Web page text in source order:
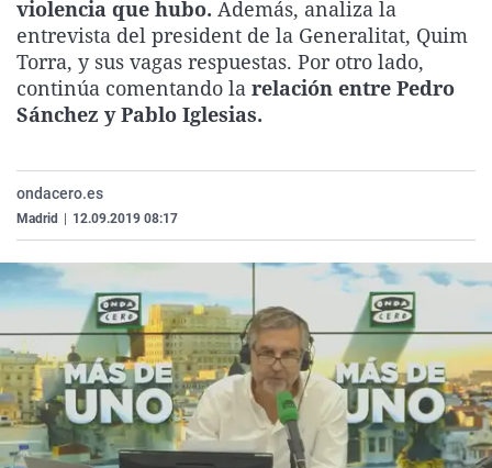
La rosa de los vientos
Gente viajera
Como el perro y el
Caso
Retornados
Equipo de
Extremadura
Galicia
La Rioja
País Vasco
Virales
Televisión
Elecciones
violencia que hubo. Además, analiza la
entrevista del president de la Generalitat, Quim
Torra, y sus vagas respuestas. Por otro lado,
continúa comentando la relación entre Pedro
Sánchez y Pablo Iglesias.
ondacero.es
Madrid 12.09.2019 08:17